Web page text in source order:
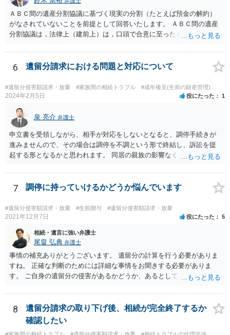
ＡＢＣ間の遺産分割協議に基づく現実の分割（たとえば預金の解約）
がなされていないことを前提として回答いたします。 ＡＢＣ間の遺産
分割協議は，法律上（建前上）は，口頭で合意に至ったものであって
ん。 また，不動産の名義を移転するためには，遺産分割協議書への署
名捺印を得る必要があります。 したがって，残念ながら，「ＡＢＣ間
の遺産分割協議が有効に成立している」という前提に基づく主張は困
難と思われます。 「ＡＢＣ間の遺産分割協議は未了のまま，ＡとＢが
死亡し，二次相続が発生した」という前提に基づいて協議を進める必
議の内容を前提とした主張をすることが最も有利ですが，ＡＢの相続
人は応じない姿勢を示していることから，実現は困難だと思います。
主張としては維持しつつも，現実的な解決方法（遺産分割協議の落と
しどころ）としては，譲歩することを甘受しなければならないかもし
れません。
6 遺留分請求における問題と対応について
#遺留分侵害額請求・放棄 #家族間の相続トラブル #成年後見(生前の財産管理)
2024年2月5日 役にたった 1
泉 亮介 弁護士
申立書を受領しながら、相手が対応をしないとなると、調停手続きが
進みませんので、その場合は調停を不調という形で終結し、訴訟を提
起する形となるかと思われます。 同居の親族の影響なく、というのは
め、後からひっくり返すということは難しくなってくるかと思われま
す。 公開相談の場でのご相談については、どうしても限界が出てしま
7 調停に持っていけるかどうか悩んでいます
#遺留分侵害額請求・放棄 #生前贈与 #遺留分侵害額請求・放棄
2021年12月7日 役にたった 5
相続・遺言に強い弁護士
尾畠 弘典 弁護士
事情の補充ありがとうございます。 遺留分の計算を行う必要がありま
すね。 正確な判断のためには詳細な事情をお聞きする必要がありま
す。 ご自身の遺留分の侵害があるかどうか、あるとしてどの程度の金
相談されるのが良いと思います。
8
遺留分請求の取り下げ後、相続が完全終了するか
確認したい
#家族間の相続トラブル #遺留分侵害額請求・放棄 #相続トラブルの代理交渉